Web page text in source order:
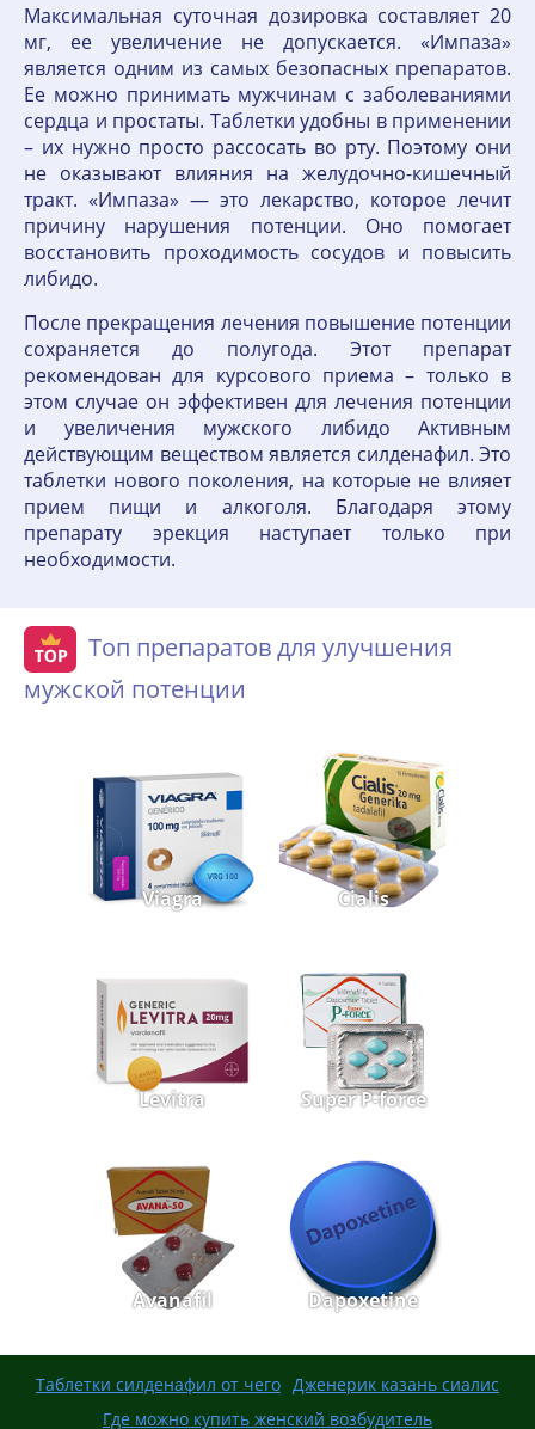
Максимальная суточная дозировка составляет 20
мг, ее увеличение не допускается. «Импаза»
является одним из самых безопасных препаратов.
Ее можно принимать мужчинам с заболеваниями
сердца и простаты. Таблетки удобны в применении
– их нужно просто рассосать во рту. Поэтому они
не оказывают влияния на желудочно-кишечный
тракт. «Импаза» — это лекарство, которое лечит
причину нарушения потенции. Оно помогает
восстановить проходимость сосудов и повысить
либидо.
После прекращения лечения повышение потенции
сохраняется до полугода. Этот препарат
рекомендован для курсового приема – только в
этом случае он эффективен для лечения потенции
и увеличения мужского либидо Активным
действующим веществом является силденафил. Это
таблетки нового поколения, на которые не влияет
прием пищи и алкоголя. Благодаря этому
препарату эрекция наступает только при
необходимости.
Топ препаратов для улучшения
мужской потенции
Viagra Cialis
Levitra Super P-force
Avanafil Dapoxetine
Таблетки силденафил от чего Дженерик казань сиалис
Где можно купить женский возбудитель